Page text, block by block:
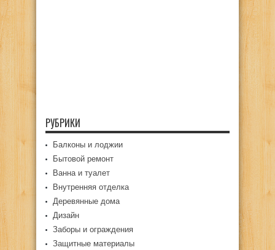
РУБРИКИ
Балконы и лоджии
Бытовой ремонт
Ванна и туалет
Внутренняя отделка
Деревянные дома
Дизайн
Заборы и ограждения
Защитные материалы